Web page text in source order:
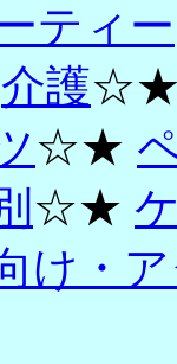
ティー
介護
☆★
☆★
け・